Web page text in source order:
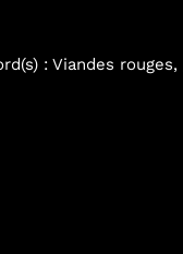
: Viandes